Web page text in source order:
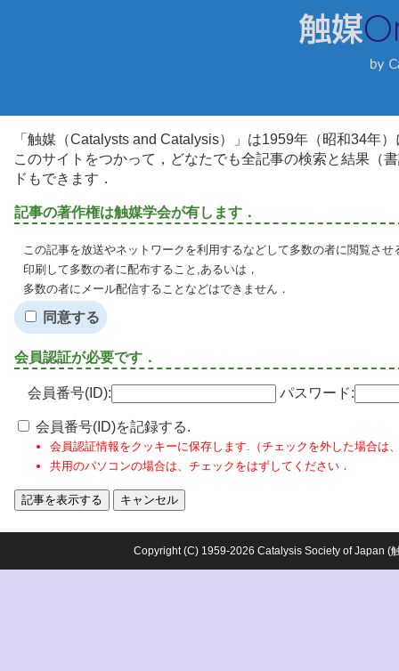
「触媒（Catalysts and Catalysis）」は1959年（昭和34年
このサイトをつかって，どなたでも全記事の検索と結果（
ドもできます．
記事の著作権は触媒学会が有します．
この記事を放送やネットワークを利用するなどして多数の者に閲覧させ
印刷して多数の者に配布すること,あるいは，
多数の者にメール配信することなどはできません．
同意する
会員認証が必要です．
会員番号(ID): パスワード:
会員番号(ID)を記録する.
会員認証情報をクッキーに保存します.（チェックを外した場合は
共用のパソコンの場合は、チェックをはずしてください．
Copyright (C) 1959-2026 Catalysis Society of Japan (